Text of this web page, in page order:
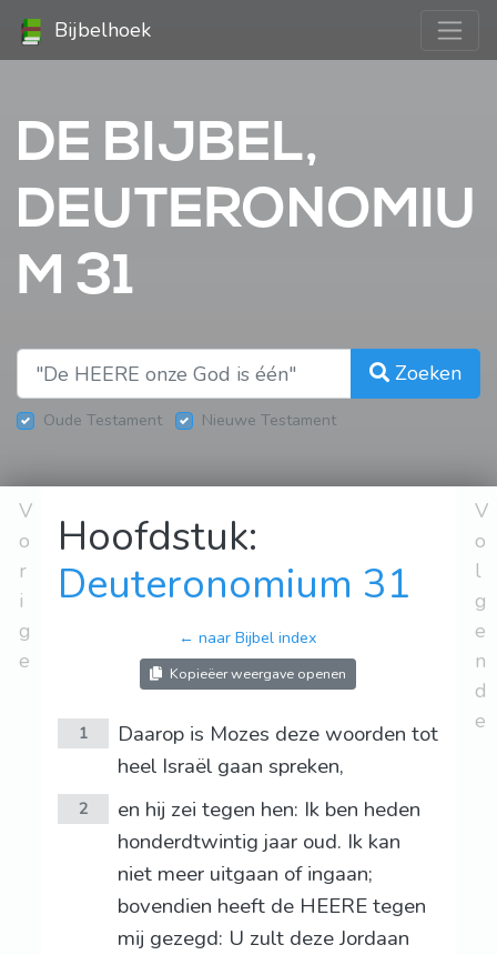
Bijbelhoek
DE BIJBEL,
DEUTERONOMIU
M 31
Zoeken
Oude Testament Nieuwe Testament
V
o
r
i
g
e
Hoofdstuk:
Deuteronomium 31
← naar Bijbel index
Kopieëer weergave openen
1
Daarop is Mozes deze woorden tot
heel Israël gaan spreken,
2
en hij zei tegen hen: Ik ben heden
honderdtwintig jaar oud. Ik kan
niet meer uitgaan of ingaan;
bovendien heeft de HEERE tegen
mij gezegd: U zult deze Jordaan
V
o
l
g
e
n
d
e